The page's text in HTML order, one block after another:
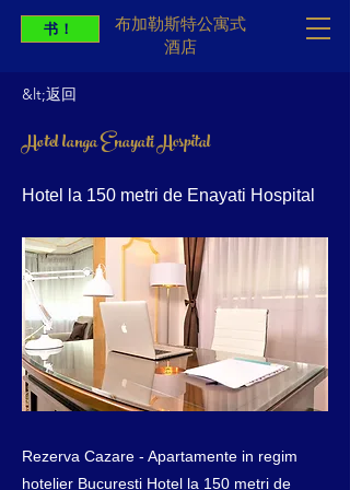
布加勒斯特公寓式
酒店
书！
&lt;返回
Hotel langa Enayati Hospital
Hotel la 150 metri de Enayati Hospital
Rezerva Cazare - Apartamente in regim
hotelier Bucuresti Hotel la 150 metri de